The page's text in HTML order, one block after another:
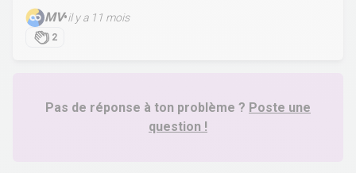
MV•il y a 11 mois
2
Pas de réponse à ton problème ? Poste une
question !